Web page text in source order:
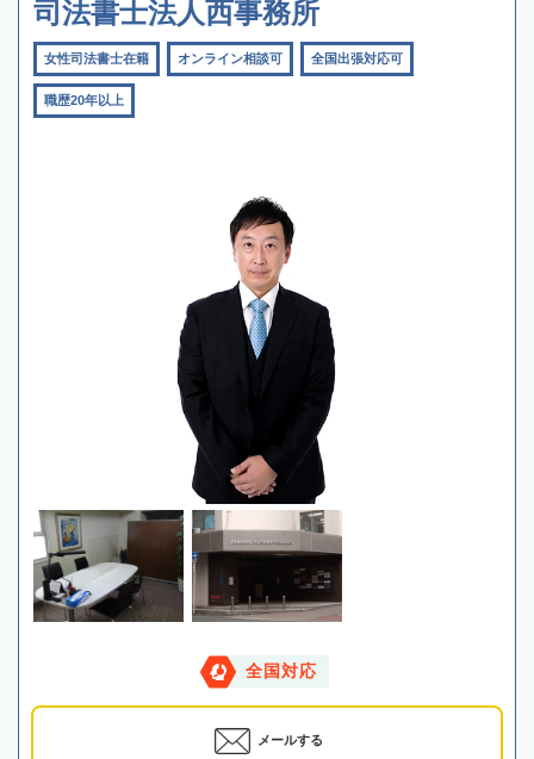
司法書士法人西事務所
女性司法書士在籍 オンライン相談可 全国出張対応可
職歴20年以上
全国対応
メールする